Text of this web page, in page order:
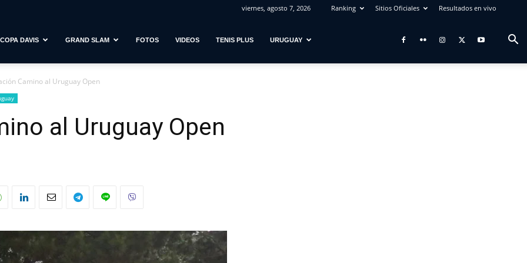
viernes, agosto 7, 2026 Ranking Sitios Oficiales Resultados en vivo
COPA DAVIS GRAND SLAM FOTOS VIDEOS TENIS PLUS URUGUAY
Camino al Uruguay Open
al Uruguay Open